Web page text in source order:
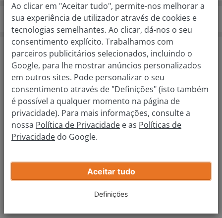
compramososeucarro.pt Filiais Leiria
Avaliação gratuita do seu carro em apenas 2
passos
Qual é a marca do seu carro?
Qual é o modelo?
Obter avaliação
Ao clicar em "Aceitar tudo", permite-nos melhorar a
sua experiência de utilizador através de cookies e
tecnologias semelhantes. Ao clicar, dá-nos o seu
consentimento explícito. Trabalhamos com
parceiros publicitários selecionados, incluindo o
Google, para lhe mostrar anúncios personalizados
em outros sites. Pode personalizar o seu
consentimento através de "Definições" (isto também
é possível a qualquer momento na página de
privacidade). Para mais informações, consulte a
nossa Política de Privacidade e as Políticas de
Privacidade do Google.
Aceitar tudo
Definições